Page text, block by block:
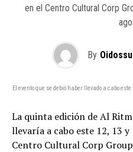
en el Centro Cultural Corp
By
El evento que se debió haber llevado a cabo
La quinta edición de Al
llevaría a cabo este 12, 13
Centro Cultural Corp